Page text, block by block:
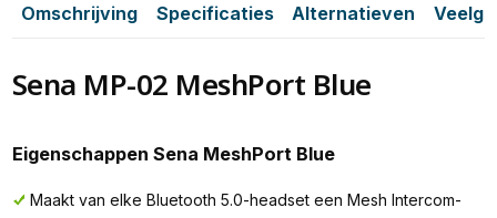
Omschrijving Specificaties Alternatieven
Sena MP-02 MeshPort Blue
Eigenschappen Sena MeshPort Blue
Maakt van elke Bluetooth 5.0-headset een Mesh Intercom-